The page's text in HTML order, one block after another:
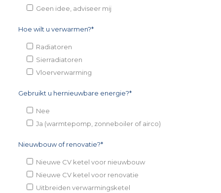
Geen idee, adviseer mij
Hoe wilt u verwarmen?*
Radiatoren
Sierradiatoren
Vloerverwarming
Gebruikt u hernieuwbare energie?*
Nee
Ja (warmtepomp, zonneboiler of airco)
Nieuwbouw of renovatie?*
Nieuwe CV ketel voor nieuwbouw
Nieuwe CV ketel voor renovatie
Uitbreiden verwarmingsketel